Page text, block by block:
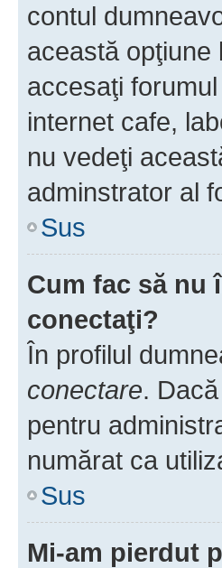
contul
această opţiune
accesaţi
internet cafe,
nu vedeţi
adminstrator al
Sus
Cum fac să nu
conectaţi?
În profilul
conectare.
pentru
numărat ca
Sus
Mi-am pierdut